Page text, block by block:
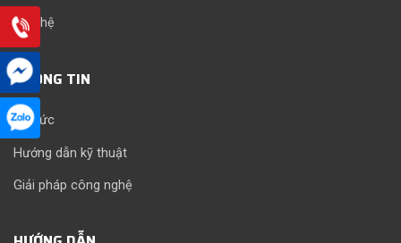
Liên hệ
THÔNG TIN
Tin tức
Hướng dẫn kỹ thuật
Giải pháp công nghệ